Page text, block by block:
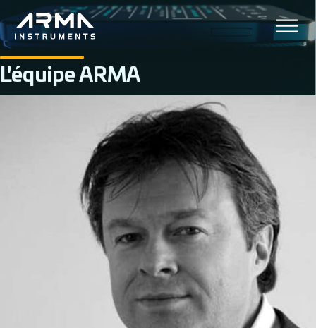
L'équipe ARMA